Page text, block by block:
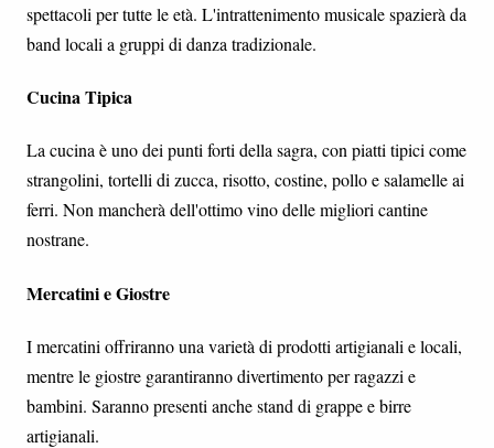
spettacoli per tutte le età. L'intrattenimento musicale spazierà da
band locali a gruppi di danza tradizionale.
Cucina Tipica
La cucina è uno dei punti forti della sagra, con piatti tipici come
strangolini, tortelli di zucca, risotto, costine, pollo e salamelle ai
ferri. Non mancherà dell'ottimo vino delle migliori cantine
nostrane.
Mercatini e Giostre
I mercatini offriranno una varietà di prodotti artigianali e locali,
mentre le giostre garantiranno divertimento per ragazzi e
bambini. Saranno presenti anche stand di grappe e birre
artigianali.